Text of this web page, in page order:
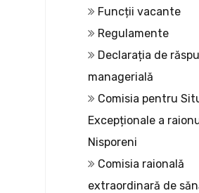
Funcții vacante
Regulamente
Declarația de
managerială
Comisia pentru
Excepționale a
Nisporeni
Comisia raională
extraordinară de